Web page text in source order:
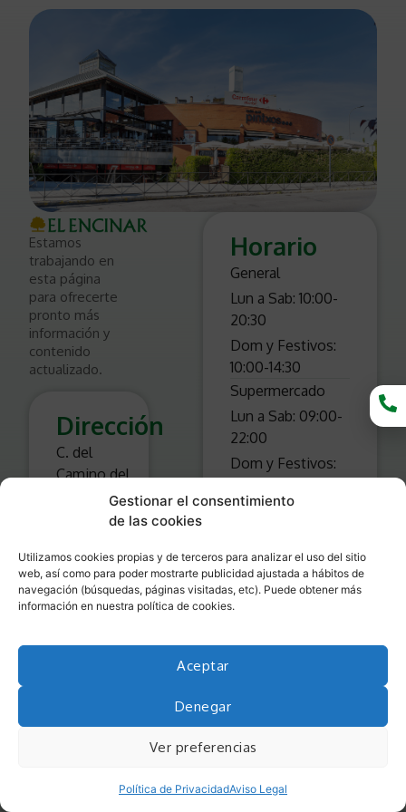
Gestionar el consentimiento
de las cookies
Utilizamos cookies propias y de terceros para analizar el uso del sitio
web, así como para poder mostrarte publicidad ajustada a hábitos de
navegación (búsquedas, páginas visitadas, etc). Puede obtener más
información en nuestra política de cookies.
Aceptar
Denegar
Ver preferencias
Política de PrivacidadAviso Legal
Estamos
trabajando en
esta página
para ofrecerte
pronto más
información y
contenido
actualizado.
Dirección
C. del
Camino del
Cura, 10,
Madrid
916 25 51
Horario
General
Lun a Sab: 10:00-
20:30
Dom y Festivos:
10:00-14:30
Supermercado
Lun a Sab: 09:00-
22:00
Dom y Festivos:
Farmacia
21:30
Restaurantes
Lun a Dom: